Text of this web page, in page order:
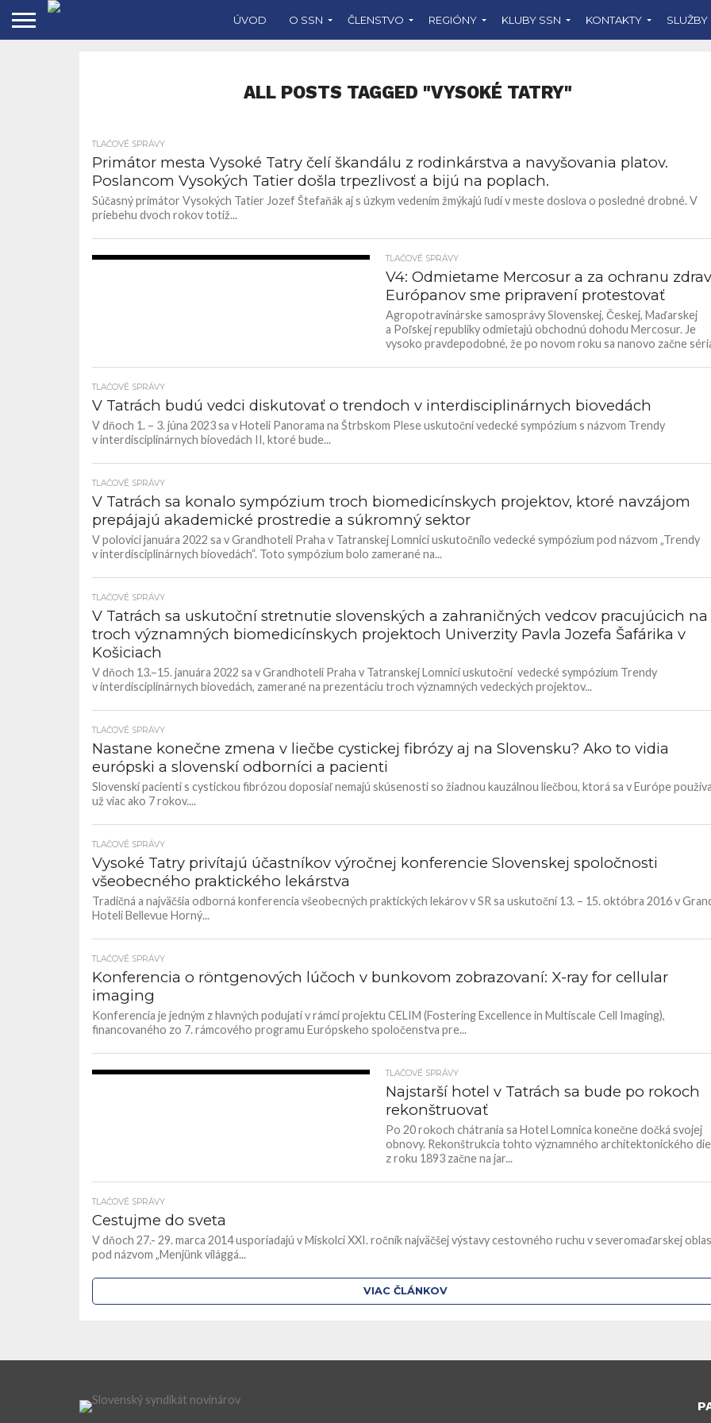
ÚVOD O SSN ČLENSTVO REGIÓNY KLUBY SSN KONTAKTY SLUŽBY
ALL POSTS TAGGED "VYSOKÉ TATRY"
TLAČOVÉ SPRÁVY
Primátor mesta Vysoké Tatry čelí škandálu z rodinkárstva a navyšovania platov.
Poslancom Vysokých Tatier došla trpezlivosť a bijú na poplach.
Súčasný primátor Vysokých Tatier Jozef Štefaňák aj s úzkym vedením žmýkajú ľudí v meste doslova o posledné drobné. V
priebehu dvoch rokov totiž...
TLAČOVÉ SPRÁVY
V4: Odmietame Mercosur a za ochranu
Európanov sme pripravení protestovať
Agropotravinárske samosprávy Slovenskej, Českej, Maďarskej
a Poľskej republiky odmietajú obchodnú dohodu Mercosur. Je
vysoko pravdepodobné, že po novom roku sa nanovo začne
TLAČOVÉ SPRÁVY
V Tatrách budú vedci diskutovať o trendoch v interdisciplinárnych biovedách
V dňoch 1. – 3. júna 2023 sa v Hoteli Panorama na Štrbskom Plese uskutoční vedecké sympózium s názvom Trendy
v interdisciplinárnych biovedách II, ktoré bude...
TLAČOVÉ SPRÁVY
V Tatrách sa konalo sympózium troch biomedicínskych projektov, ktoré navzájom
prepájajú akademické prostredie a súkromný sektor
V polovici januára 2022 sa v Grandhoteli Praha v Tatranskej Lomnici uskutočnilo vedecké sympózium pod názvom „Trendy
v interdisciplinárnych biovedách“. Toto sympózium bolo zamerané na...
TLAČOVÉ SPRÁVY
V Tatrách sa uskutoční stretnutie slovenských a zahraničných vedcov pracujúcich na
troch významných biomedicínskych projektoch Univerzity Pavla Jozefa Šafárika v
Košiciach
V dňoch 13.–15. januára 2022 sa v Grandhoteli Praha v Tatranskej Lomnici uskutoční vedecké sympózium Trendy
v interdisciplinárnych biovedách, zamerané na prezentáciu troch významných vedeckých projektov...
TLAČOVÉ SPRÁVY
Nastane konečne zmena v liečbe cystickej fibrózy aj na Slovensku? Ako to vidia
európski a slovenskí odborníci a pacienti
Slovenskí pacienti s cystickou fibrózou doposiaľ nemajú skúsenosti so žiadnou kauzálnou liečbou, ktorá sa v Európe
už viac ako 7 rokov....
TLAČOVÉ SPRÁVY
Vysoké Tatry privítajú účastníkov výročnej konferencie Slovenskej spoločnosti
všeobecného praktického lekárstva
Tradičná a najväčšia odborná konferencia všeobecných praktických lekárov v SR sa uskutoční 13. – 15. októbra 2016 v
Hoteli Bellevue Horný...
TLAČOVÉ SPRÁVY
Konferencia o röntgenových lúčoch v bunkovom zobrazovaní: X-ray for cellular
imaging
Konferencia je jedným z hlavných podujatí v rámci projektu CELIM (Fostering Excellence in Multiscale Cell Imaging),
financovaného zo 7. rámcového programu Európskeho spoločenstva pre...
TLAČOVÉ SPRÁVY
Najstarší hotel v Tatrách sa bude po rokoch
rekonštruovať
Po 20 rokoch chátrania sa Hotel Lomnica konečne dočká svojej
obnovy. Rekonštrukcia tohto významného architektonického
z roku 1893 začne na jar...
TLAČOVÉ SPRÁVY
Cestujme do sveta
V dňoch 27.- 29. marca 2014 usporiadajú v Miskolci XXI. ročník najväčšej výstavy cestovného ruchu v severomaďarskej
pod názvom „Menjünk világgá...
VIAC ČLÁNKOV